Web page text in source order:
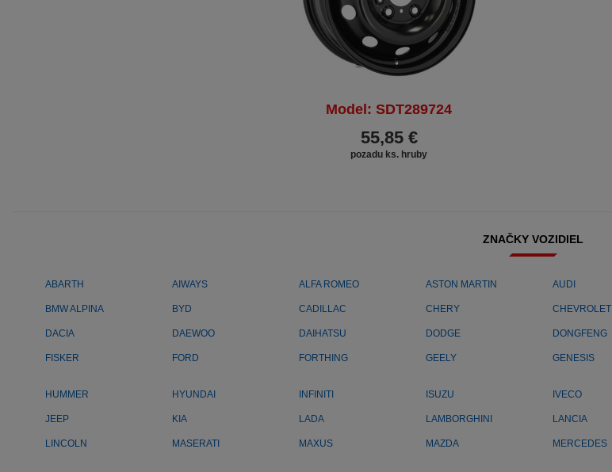
Model: SDT289724
55,85 €
pozadu ks. hruby
ZNAČKY VOZIDIEL
ABARTH AIWAYS ALFA ROMEO ASTON MARTIN AUDI
BMW ALPINA BYD CADILLAC CHERY CHEVROLET
DACIA DAEWOO DAIHATSU DODGE DONGFENG
FISKER FORD FORTHING GEELY GENESIS
HUMMER HYUNDAI INFINITI ISUZU IVECO
JEEP KIA LADA LAMBORGHINI LANCIA
LINCOLN MASERATI MAXUS MAZDA MERCEDES